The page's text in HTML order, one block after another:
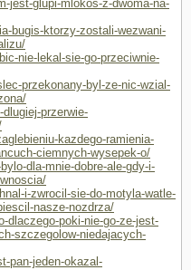
jest-glupi-mlokos-z-dwoma-na-
bugis-ktorzy-zostali-wezwani-
nie-lekal-sie-go-przeciwnie-
przekonany-byl-ze-nic-wzial-
przerwie-
kazdego-ramienia-
ciemnych-wysepek-o/
dla-mnie-dobre-ale-gdy-i-
i-zwrocil-sie-do-motyla-watle-
nasze-nozdrza/
dlaczego-poki-nie-go-ze-jest-
szczegolow-niedajacych-
pan-jeden-okazal-